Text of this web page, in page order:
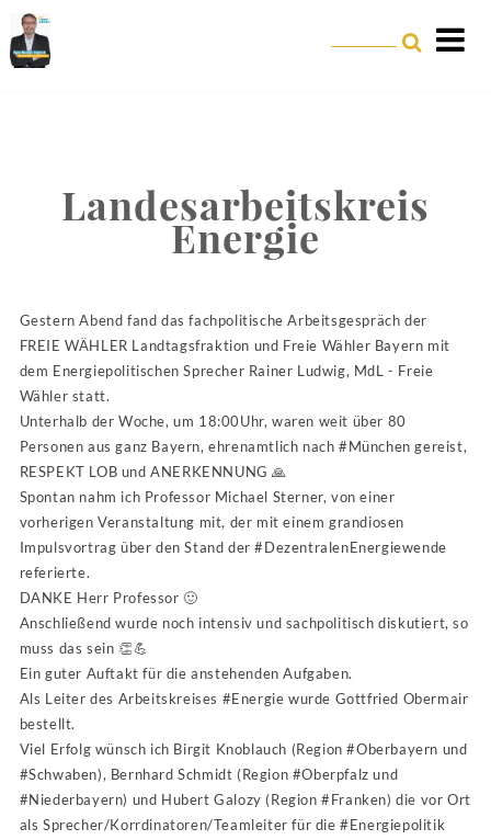
Landesarbeitskreis
Energie
Gestern Abend fand das fachpolitische Arbeitsgespräch der
FREIE WÄHLER Landtagsfraktion und Freie Wähler Bayern mit
dem Energiepolitischen Sprecher Rainer Ludwig, MdL - Freie
Wähler statt.
Unterhalb der Woche, um 18:00Uhr, waren weit über 80
Personen aus ganz Bayern, ehrenamtlich nach #München gereist,
RESPEKT LOB und ANERKENNUNG🙏
Spontan nahm ich Professor Michael Sterner, von einer
vorherigen Veranstaltung mit, der mit einem grandiosen
Impulsvortrag über den Stand der#DezentralenEnergiewende
referierte.
DANKE Herr Professor🙂
Anschließend wurde noch intensiv und sachpolitisch diskutiert, so
muss das sein 👏💪
Ein guter Auftakt für die anstehenden Aufgaben.
Als Leiter des Arbeitskreises #Energie wurde Gottfried Obermair
bestellt.
Viel Erfolg wünsch ich Birgit Knoblauch (Region#Oberbayern und
#Schwaben), Bernhard Schmidt (Region #Oberpfalz und
#Niederbayern) und Hubert Galozy (Region#Franken) die vor Ort
als Sprecher/Korrdinatoren/Teamleiter für die#Energiepolitik